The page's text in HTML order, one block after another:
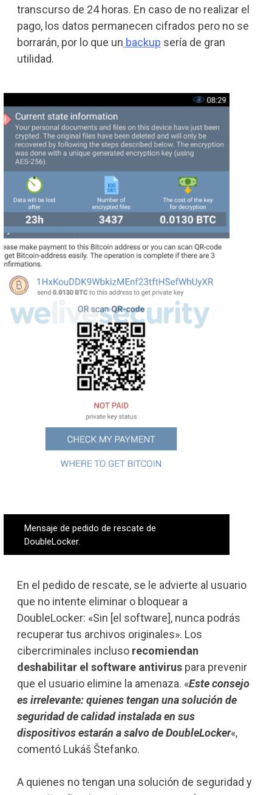
transcurso de 24 horas. En caso de no realizar el
pago, los datos permanecen cifrados pero no se
borrarán, por lo que un backup sería de gran
utilidad.
Mensaje de pedido de rescate de
DoubleLocker.
En el pedido de rescate, se le advierte al usuario
que no intente eliminar o bloquear a
DoubleLocker: «Sin [el software], nunca podrás
recuperar tus archivos originales». Los
cibercriminales incluso recomiendan
deshabilitar el software antivirus para prevenir
que el usuario elimine la amenaza. «Este consejo
es irrelevante: quienes tengan una solución de
seguridad de calidad instalada en sus
dispositivos estarán a salvo de DoubleLocker«,
comentó Lukáš Štefanko.
A quienes no tengan una solución de seguridad y